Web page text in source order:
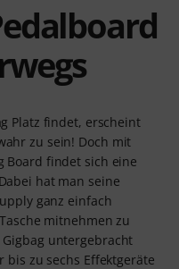
Platz findet, erscheint
zu sein! Doch mit
Board findet sich eine
hat man seine
ganz einfach
mitnehmen zu
untergebracht
zu sechs Effektgeräte